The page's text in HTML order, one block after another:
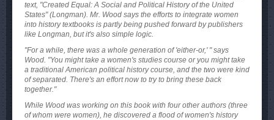
text, "Created Equal: A Social and Political History of the United
States" (Longman). Mr. Wood says the efforts to integrate women
into history textbooks is partly being pushed forward by publishers
like Longman, but it's also simple logic.
"For a while, there was a whole generation of 'either-or,' " says
Wood. "You might take a women's studies course or you might take
a traditional American political history course, and the two were kind
of separated. There's an effort now to try to bring these back
together."
While Wood was working on this book with four other authors (three
of whom were women), he discovered a flood of women's history